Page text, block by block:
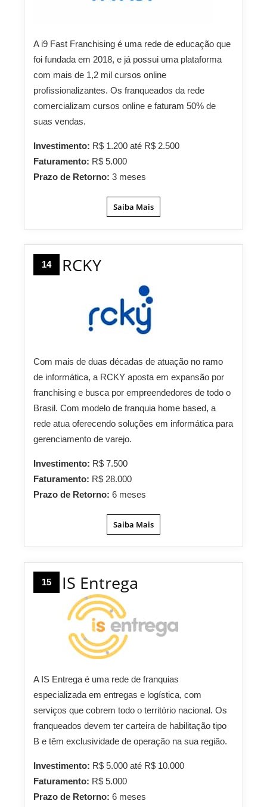
A i9 Fast Franchising é uma rede de educação que
foi fundada em 2018, e já possui uma plataforma
com mais de 1,2 mil cursos online
profissionalizantes. Os franqueados da rede
comercializam cursos online e faturam 50% de
suas vendas.
Investimento: R$ 1.200 até R$ 2.500
Faturamento: R$ 5.000
Prazo de Retorno: 3 meses
Saiba Mais
14 RCKY
Com mais de duas décadas de atuação no ramo
de informática, a RCKY aposta em expansão por
franchising e busca por empreendedores de todo o
Brasil. Com modelo de franquia home based, a
rede atua oferecendo soluções em informática para
gerenciamento de varejo.
Investimento: R$ 7.500
Faturamento: R$ 28.000
Prazo de Retorno: 6 meses
Saiba Mais
15 IS Entrega
A IS Entrega é uma rede de franquias
especializada em entregas e logística, com
serviços que cobrem todo o território nacional. Os
franqueados devem ter carteira de habilitação tipo
B e têm exclusividade de operação na sua região.
Investimento: R$ 5.000 até R$ 10.000
Faturamento: R$ 5.000
Prazo de Retorno: 6 meses